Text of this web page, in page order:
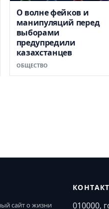
О волне фейков и
манипуляций перед
выборами
предупредили
казахстанцев
ОБЩЕСТВО
сайт о жизни 010000,